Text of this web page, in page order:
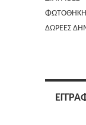
ΦΩΤΟΘΗΚΗ
ΔΩΡΕΕΣ